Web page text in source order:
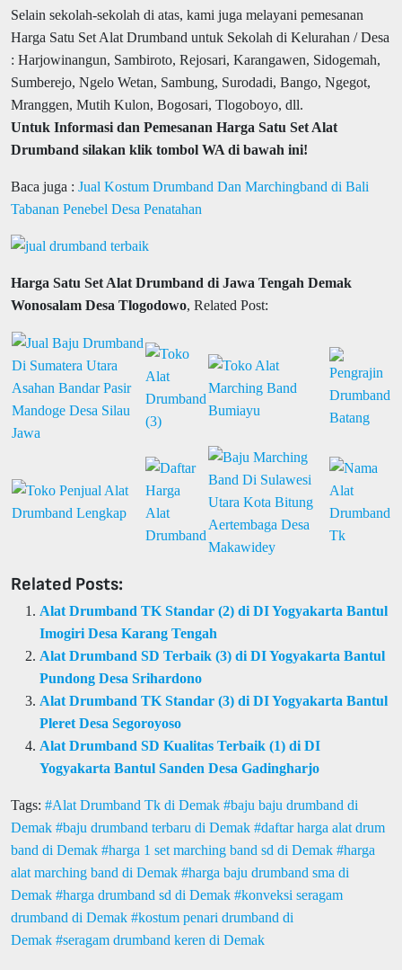
Selain sekolah-sekolah di atas, kami juga melayani pemesanan
Harga Satu Set Alat Drumband untuk Sekolah di Kelurahan / Desa
: Harjowinangun, Sambiroto, Rejosari, Karangawen, Sidogemah,
Sumberejo, Ngelo Wetan, Sambung, Surodadi, Bango, Ngegot,
Mranggen, Mutih Kulon, Bogosari, Tlogoboyo, dll.
Untuk Informasi dan Pemesanan Harga Satu Set Alat
Drumband silakan klik tombol WA di bawah ini!
Baca juga : Jual Kostum Drumband Dan Marchingband di Bali
Tabanan Penebel Desa Penatahan
Harga Satu Set Alat Drumband di Jawa Tengah Demak
Wonosalam Desa Tlogodowo, Related Post:
Related Posts:
Alat Drumband TK Standar (2) di DI Yogyakarta Bantul
Imogiri Desa Karang Tengah
Alat Drumband SD Terbaik (3) di DI Yogyakarta Bantul
Pundong Desa Srihardono
Alat Drumband TK Standar (3) di DI Yogyakarta Bantul
Pleret Desa Segoroyoso
Alat Drumband SD Kualitas Terbaik (1) di DI
Yogyakarta Bantul Sanden Desa Gadingharjo
Tags: Alat Drumband Tk di Demak
baju baju drumband di
Demak
baju drumband terbaru di Demak
daftar harga alat drum
band di Demak
harga 1 set marching band sd di Demak
harga
alat marching band di Demak
harga baju drumband sma di
Demak
harga drumband sd di Demak
konveksi seragam
drumband di Demak
kostum penari drumband di
Demak
seragam drumband keren di Demak